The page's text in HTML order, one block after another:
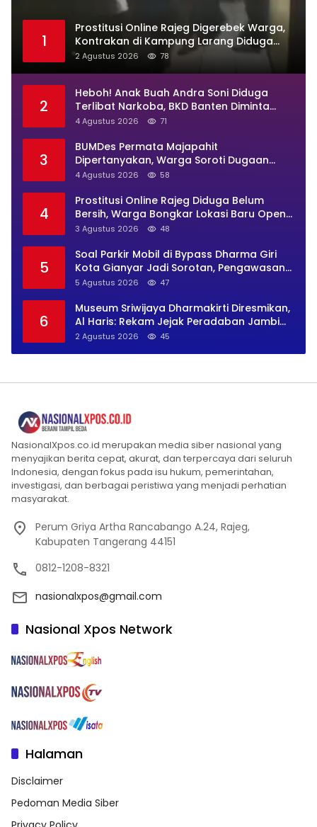
1
Prostitusi Online Rajeg Digerebek Warga,
Kontrakan di Kampung Larang Diduga
Jadi Sarang Maksiat
2 Agustus 2026 78
2
Heboh! Anak Buah Andra Soni Diduga
Terlibat Narkoba, BKD Banten Diminta
Buka Suara
4 Agustus 2026 71
3
BUMDes Permata Majapahit
Dipertanyakan, Warga Soroti Dugaan
Pengelolaan Tak Transparan
4 Agustus 2026 58
4
Prostitusi Online Rajeg Diduga Belum
Bersih, Warga Bongkar Lokasi Baru Open
BO Usai Penggerebekan
3 Agustus 2026 48
5
Soal Parkir Mobil di Bypass Dharma Giri
Kota Gianyar Jadi Sorotan, Pengawasan
Inkait Dipertanyakan
5 Agustus 2026 47
6
Museum Sriwijaya Dharmakirti Diresmikan,
Al Haris: Rekam Jejak Peradaban Jambi
Secara Utuh
2 Agustus 2026 45
NasionalXpos.co.id merupakan media siber nasional yang
menyajikan berita cepat, akurat, dan terpercaya dari seluruh
Indonesia, dengan fokus pada isu hukum, pemerintahan,
investigasi, dan berbagai peristiwa yang menjadi perhatian
masyarakat.
Perum Griya Artha Rancabango A.24, Rajeg,
Kabupaten Tangerang 44151
0812-1208-8321
nasionalxpos@gmail.com
Nasional Xpos Network
Halaman
Disclaimer
Pedoman Media Siber